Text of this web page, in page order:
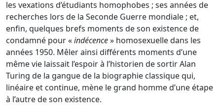
les vexations d’étudiants homophobes ; ses années de
recherches lors de la Seconde Guerre mondiale ; et,
enfin, quelques brefs moments de son existence de
condamné pour «indécence» homosexuelle dans les
années 1950. Mêler ainsi différents moments d’une
même vie laissait l’espoir à l’historien de sortir Alan
Turing de la gangue de la biographie classique qui,
linéaire et continue, mène le grand homme d’une étape
à l’autre de son existence.